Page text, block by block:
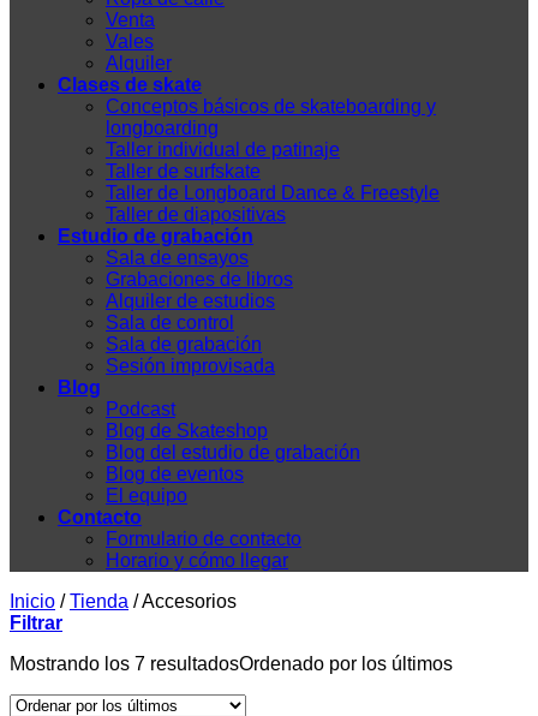
Venta
Vales
Alquiler
Clases de skate
Conceptos básicos de skateboarding y
longboarding
Taller individual de patinaje
Taller de surfskate
Taller de Longboard Dance & Freestyle
Taller de diapositivas
Estudio de grabación
Sala de ensayos
Grabaciones de libros
Alquiler de estudios
Sala de control
Sala de grabación
Sesión improvisada
Blog
Podcast
Blog de Skateshop
Blog del estudio de grabación
Blog de eventos
El equipo
Contacto
Formulario de contacto
Horario y cómo llegar
Inicio / Tienda /Accesorios
Filtrar
Mostrando los 7 resultadosOrdenado por los últimos